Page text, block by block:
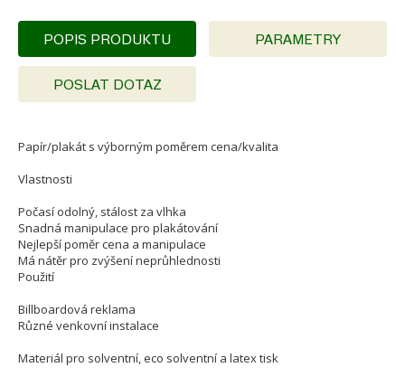
POPIS PRODUKTU PARAMETRY
POSLAT DOTAZ
Papír/plakát s výborným poměrem cena/kvalita
Vlastnosti
Počasí odolný, stálost za vlhka
Snadná manipulace pro plakátování
Nejlepší poměr cena a manipulace
Má nátěr pro zvýšení neprůhlednosti
Použití
Billboardová reklama
Různé venkovní instalace
Materiál pro solventní, eco solventní a latex tisk